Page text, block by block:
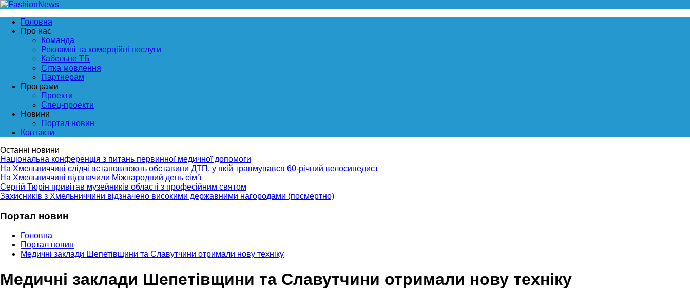
Головна
Про нас
Команда
Рекламні та комерційні послуги
Кабельне ТБ
Сітка мовлення
Партнерам
Програми
Проекти
Спец-проекти
Новини
Портал новин
Контакти
Останні новини
Національна конференція з питань первинної медичної допомоги
На Хмельниччині слідчі встановлюють обставини ДТП, у якій травмувався 60-річний велосипедист
На Хмельниччині відзначили Міжнародний день сім’ї
Сергій Тюрін привітав музейників області з професійним святом
Захисників з Хмельниччини відзначено високими державними нагородами (посмертно)
Портал новин
Головна
Портал новин
Медичні заклади Шепетівщини та Славутчини отримали нову техніку
Медичні заклади Шепетівщини та Славутчини отримали нову техніку